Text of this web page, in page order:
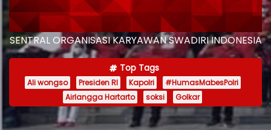
SENTRAL ORGANISASI KARYAWAN SWADIRI INDONESIA
Top Tags
Ali wongso Presiden RI Kapolri
#HumasMabesPolri
Airlangga Hartarto
soksi Golkar